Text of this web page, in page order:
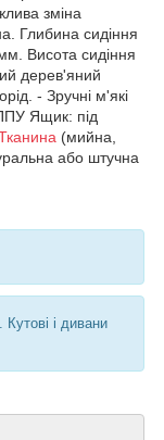
зміна
Глибина сидіння
Висота сидіння
дерев'яний
- Зручні м'які
Ящик: під
(мийна,
або штучна
і дивани